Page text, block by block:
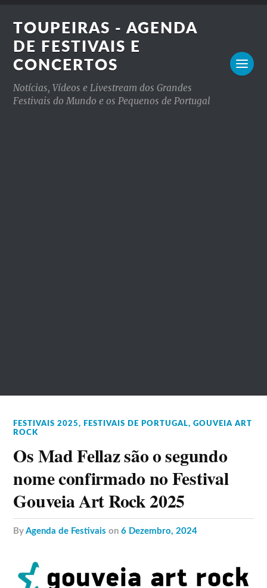
TOUPEIRAS - AGENDA
DE FESTIVAIS E
CONCERTOS
Notícias, Vídeos e Livestream dos Grandes
Festivais do Mundo e os Pequenos de Portugal
FESTIVAIS 2025, FESTIVAIS DE PORTUGAL,GOUVEIA ART
ROCK
Os Mad Fellaz são o segundo
nome confirmado no Festival
Gouveia Art Rock 2025
byAgenda de Festivais on6 Dezembro, 2024